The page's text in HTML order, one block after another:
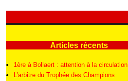
Articles récents
1ère à Bollaert : attention à la circulation
L’arbitre du Trophée des Champions